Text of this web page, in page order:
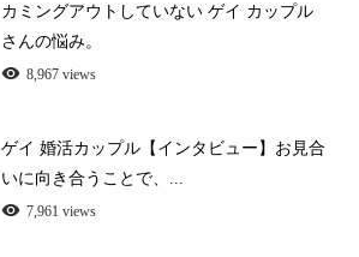
カミングアウトしていない ゲイ カップル
さんの悩み。
8,967 views
ゲイ 婚活カップル【インタビュー】お見合
いに向き合うことで、...
7,961 views